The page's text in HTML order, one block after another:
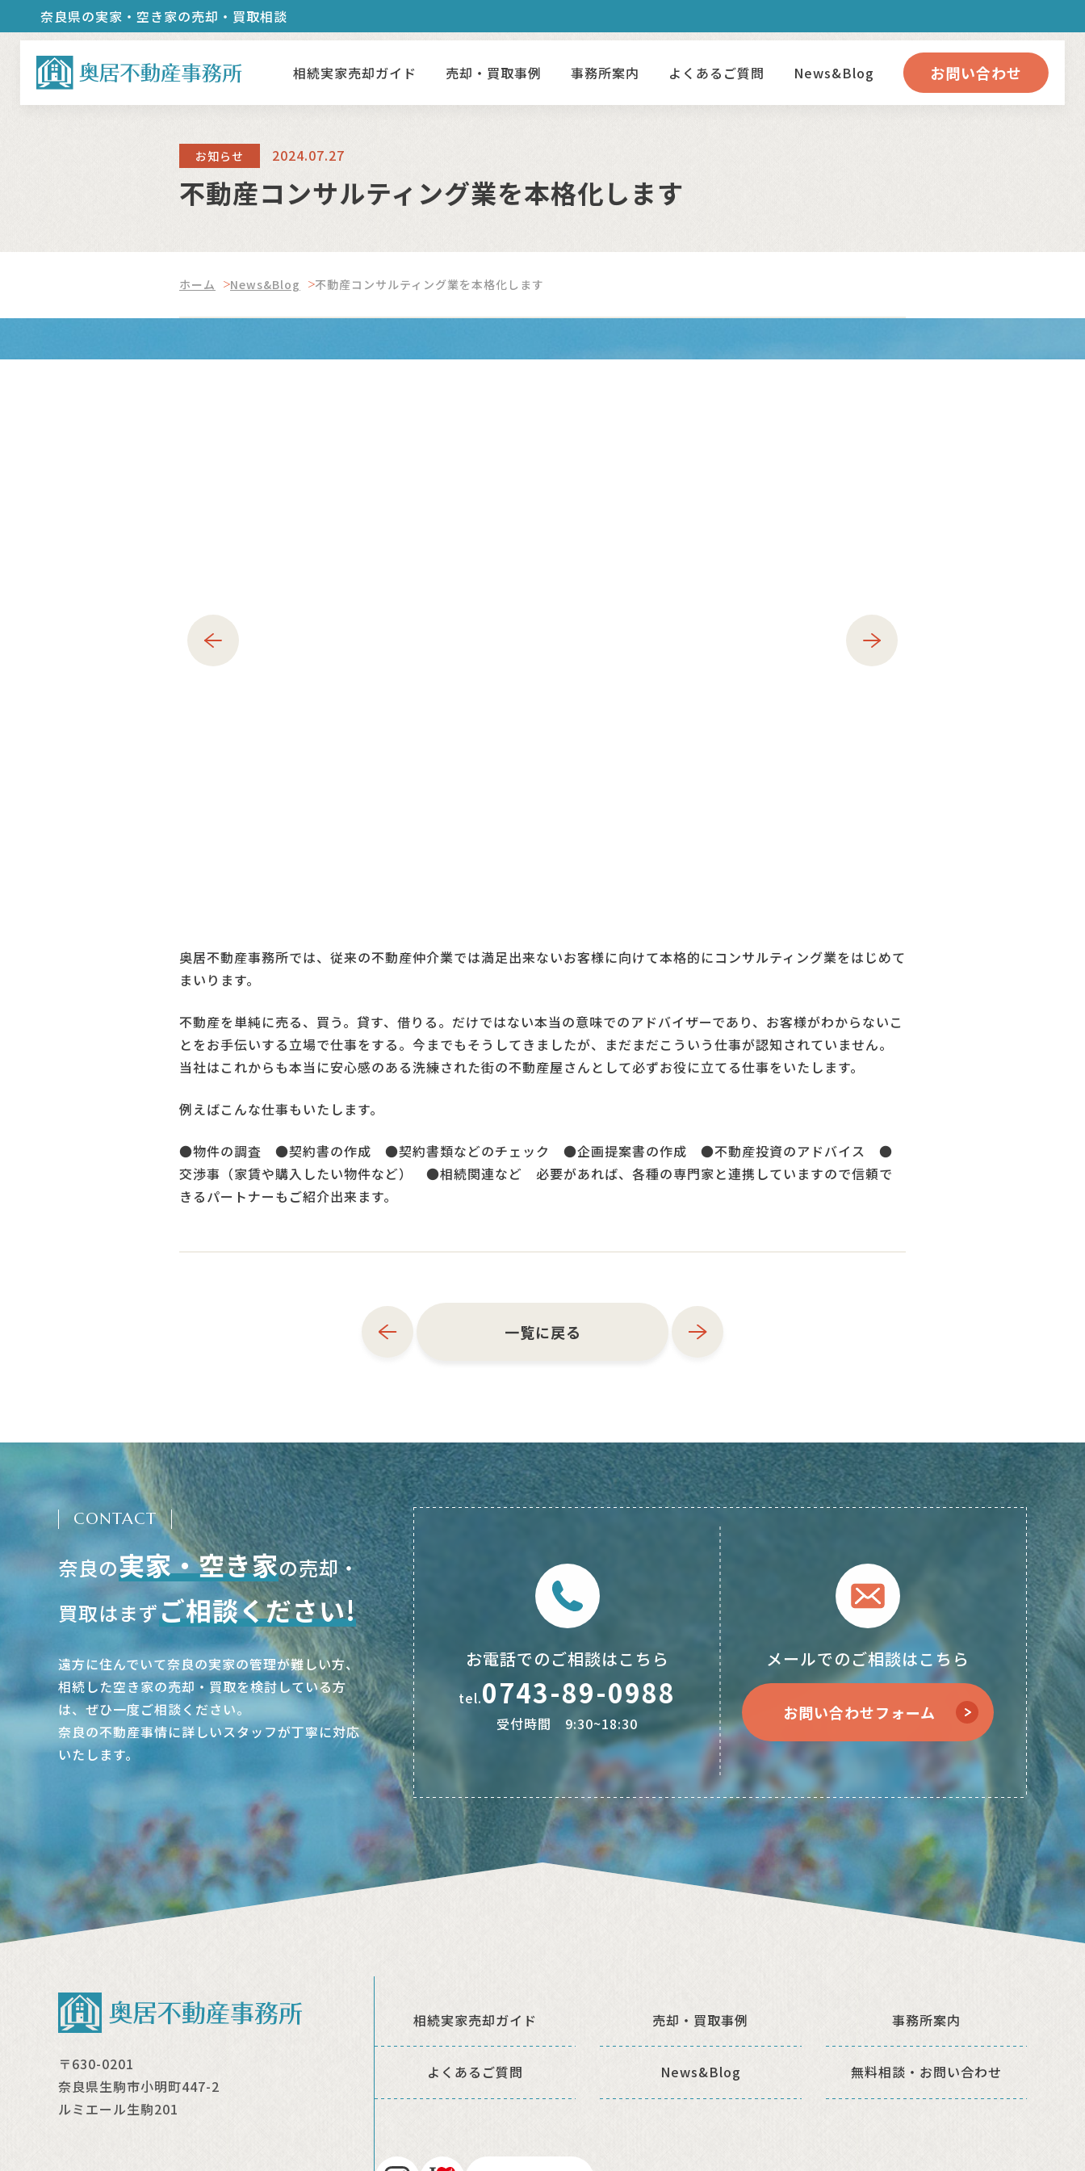
奈良県の実家・空き家の売却・買取相談
相続実家売却ガイド 売却・買取事例 事務所案内 よくあるご質問 News&Blog お問い合わせ
お知らせ 2024.07.27
不動産コンサルティング業を本格化します
ホーム News&Blog 不動産コンサルティング業を本格化します
奥居不動産事務所では、従来の不動産仲介業では満足出来ないお客様に向けて本格的にコンサルティング業をはじめて
まいります。
不動産を単純に売る、買う。貸す、借りる。だけではない本当の意味でのアドバイザーであり、お客様がわからないこ
とをお手伝いする立場で仕事をする。今までもそうしてきましたが、まだまだこういう仕事が認知されていません。
当社はこれからも本当に安心感のある洗練された街の不動産屋さんとして必ずお役に立てる仕事をいたします。
例えばこんな仕事もいたします。
●物件の調査 ●契約書の作成 ●契約書類などのチェック ●企画提案書の作成 ●不動産投資のアドバイス ●
交渉事（家賃や購入したい物件など） ●相続関連など 必要があれば、各種の専門家と連携していますので信頼で
きるパートナーもご紹介出来ます。
一覧に戻る
CONTACT
奈良の実家・空き家の売却・
買取はまずご相談ください!
遠方に住んでいて奈良の実家の管理が難しい方、
相続した空き家の売却・買取を検討している方
は、ぜひ一度ご相談ください。
奈良の不動産事情に詳しいスタッフが丁寧に対応
いたします。
お電話でのご相談はこちら
tel.0743-89-0988
受付時間 9:30~18:30
メールでのご相談はこちら
お問い合わせフォーム
〒630-0201
奈良県生駒市小明町447-2
ルミエール生駒201
相続実家売却ガイド 売却・買取事例 事務所案内
よくあるご質問 News&Blog 無料相談・ お問い合わせ